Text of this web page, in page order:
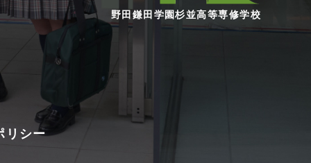
リシー
野田鎌田学園杉並高等専修学校